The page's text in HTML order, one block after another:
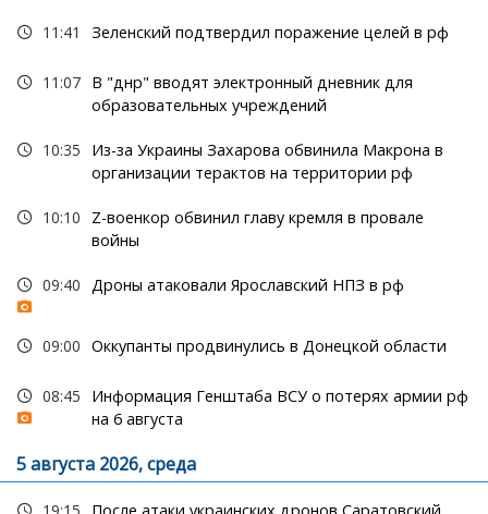
11:41 Зеленский подтвердил поражение целей в рф
11:07 В "днр" вводят электронный дневник для
образовательных учреждений
10:35
Из-за Украины Захарова обвинила Макрона в
организации терактов на территории рф
10:10
Z-военкор обвинил главу кремля в провале
войны
09:40 Дроны атаковали Ярославский НПЗ в рф
09:00 Оккупанты продвинулись в Донецкой области
08:45
Информация Генштаба ВСУ о потерях армии рф
на 6 августа
5 августа 2026, среда